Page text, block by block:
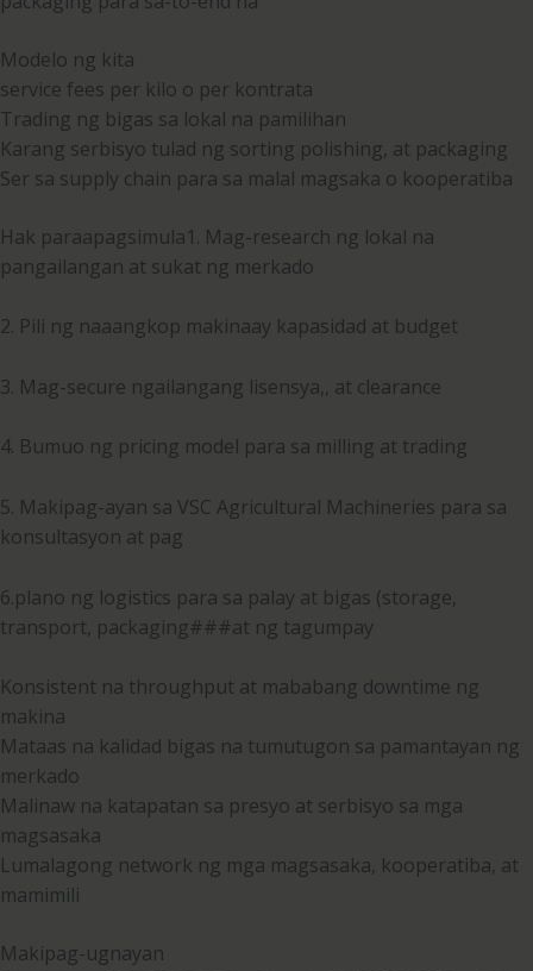
Modelo ng kita
service fees per kilo o per kontrata
Trading ng bigas sa lokal na pamilihan
Karang serbisyo tulad ng sorting polishing, at packaging
Ser sa supply chain para sa malal magsaka o kooperatiba
Hak paraapagsimula1. Mag-research ng lokal na
pangailangan at sukat ng merkado
2. Pili ng naaangkop makinaay kapasidad at budget
3. Mag-secure ngailangang lisensya,, at clearance
4. Bumuo ng pricing model para sa milling at trading
5. Makipag-ayan sa VSC Agricultural Machineries para sa
konsultasyon at pag
6.plano ng logistics para sa palay at bigas (storage,
transport, packaging###at ng tagumpay
Konsistent na throughput at mababang downtime ng
makina
Mataas na kalidad bigas na tumutugon sa pamantayan ng
merkado
Malinaw na katapatan sa presyo at serbisyo sa mga
magsasaka
Lumalagong network ng mga magsasaka, kooperatiba, at
mamimili
Makipag-ugnayan